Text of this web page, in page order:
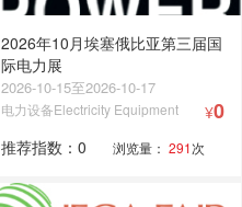
2026年10月埃塞俄比亚第三届国
际电力展
2026-10-15至2026-10-17
电力设备Electricity Equipment ¥0
推荐指数：0 浏览量： 291次